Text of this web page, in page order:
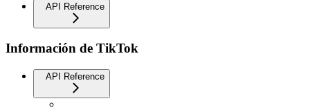
API Reference
Información de TikTok
API Reference